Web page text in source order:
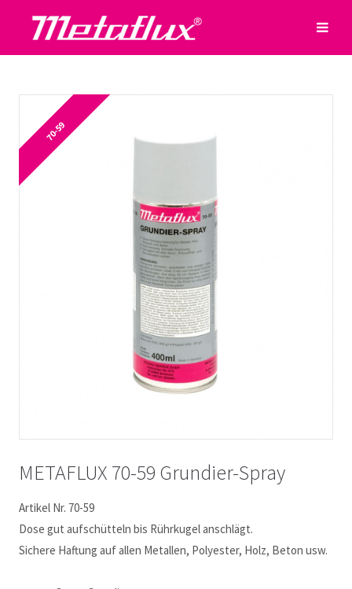
70-59
METAFLUX 70-59 Grundier-Spray
Artikel Nr. 70-59
Dose gut aufschütteln bis Rührkugel anschlägt.
Sichere Haftung auf allen Metallen, Polyester, Holz, Beton usw.